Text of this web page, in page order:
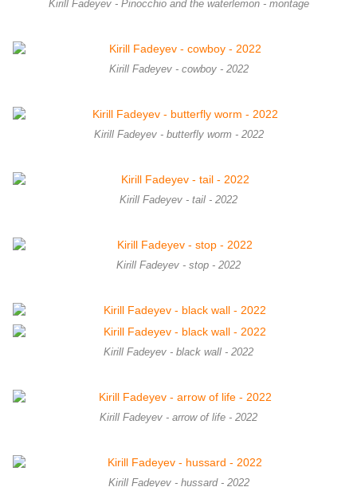
Kirill Fadeyev - Pinocchio and the waterlemon - montage
Kirill Fadeyev - cowboy - 2022
Kirill Fadeyev - butterfly worm - 2022
Kirill Fadeyev - tail - 2022
Kirill Fadeyev - stop - 2022
Kirill Fadeyev - black wall - 2022
Kirill Fadeyev - arrow of life - 2022
Kirill Fadeyev - hussard - 2022